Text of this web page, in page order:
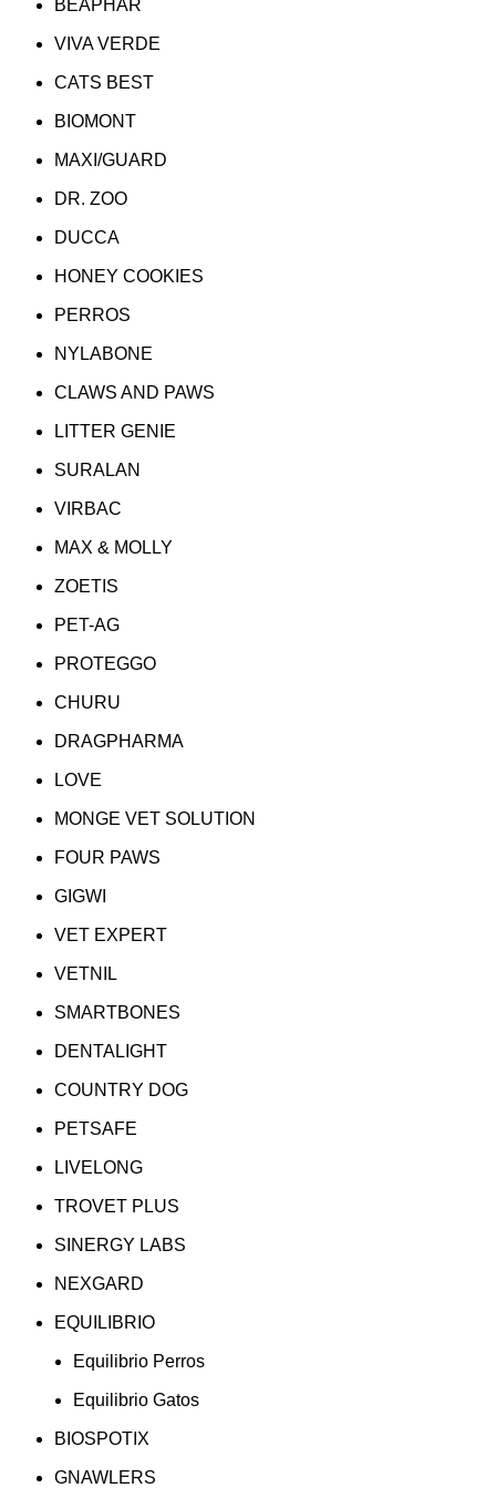
BEAPHAR
VIVA VERDE
CATS BEST
BIOMONT
MAXI/GUARD
DR. ZOO
DUCCA
HONEY COOKIES
PERROS
NYLABONE
CLAWS AND PAWS
LITTER GENIE
SURALAN
VIRBAC
MAX & MOLLY
ZOETIS
PET-AG
PROTEGGO
CHURU
DRAGPHARMA
LOVE
MONGE VET SOLUTION
FOUR PAWS
GIGWI
VET EXPERT
VETNIL
SMARTBONES
DENTALIGHT
COUNTRY DOG
PETSAFE
LIVELONG
TROVET PLUS
SINERGY LABS
NEXGARD
EQUILIBRIO
Equilibrio Perros
Equilibrio Gatos
BIOSPOTIX
GNAWLERS